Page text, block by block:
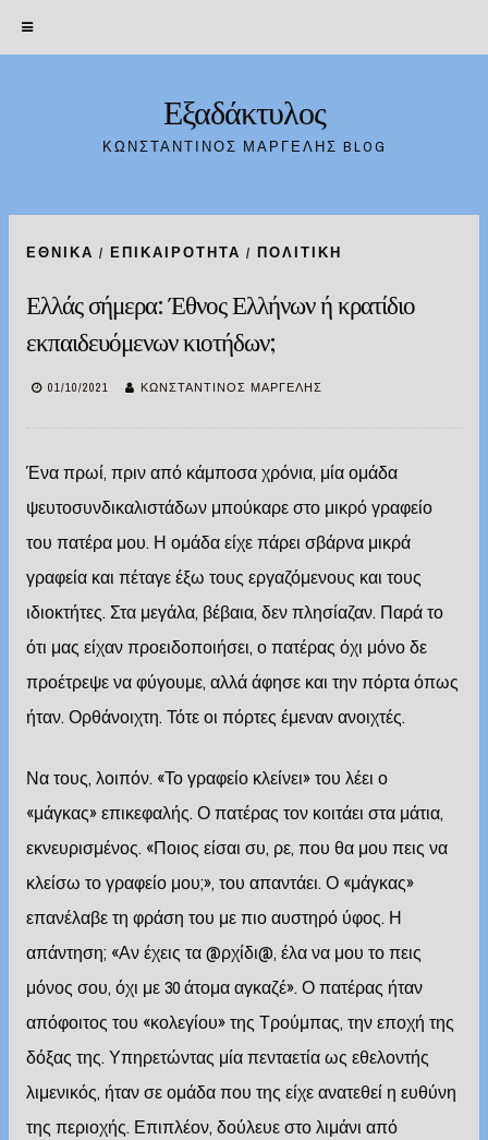
Εξαδάκτυλος
ΚΩΝΣΤΑΝΤΊΝΟΣ ΜΑΡΓΈΛΗΣ BLOG
ΕΘΝΙΚΆ / ΕΠΙΚΑΙΡΌΤΗΤΑ / ΠΟΛΙΤΙΚΉ
Ελλάς σήμερα: Έθνος Ελλήνων ή κρατίδιο
εκπαιδευόμενων κιοτήδων;
01/10/2021 ΚΩΝΣΤΑΝΤΊΝΟΣ ΜΑΡΓΈΛΗΣ
Ένα πρωί, πριν από κάμποσα χρόνια, μία ομάδα
ψευτοσυνδικαλιστάδων μπούκαρε στο μικρό γραφείο
του πατέρα μου. Η ομάδα είχε πάρει σβάρνα μικρά
γραφεία και πέταγε έξω τους εργαζόμενους και τους
ιδιοκτήτες. Στα μεγάλα, βέβαια, δεν πλησίαζαν. Παρά το
ότι μας είχαν προειδοποιήσει, ο πατέρας όχι μόνο δε
προέτρεψε να φύγουμε, αλλά άφησε και την πόρτα όπως
ήταν. Ορθάνοιχτη. Τότε οι πόρτες έμεναν ανοιχτές.
Να τους, λοιπόν. «Το γραφείο κλείνει» του λέει ο
«μάγκας» επικεφαλής. Ο πατέρας τον κοιτάει στα μάτια,
εκνευρισμένος. «Ποιος είσαι συ, ρε, που θα μου πεις να
κλείσω το γραφείο μου;», του απαντάει. Ο «μάγκας»
επανέλαβε τη φράση του με πιο αυστηρό ύφος. Η
απάντηση; «Αν έχεις τα @ρχίδι@, έλα να μου το πεις
μόνος σου, όχι με 30 άτομα αγκαζέ». Ο πατέρας ήταν
απόφοιτος του «κολεγίου» της Τρούμπας, την εποχή της
δόξας της. Υπηρετώντας μία πενταετία ως εθελοντής
λιμενικός, ήταν σε ομάδα που της είχε ανατεθεί η ευθύνη
της περιοχής. Επιπλέον, δούλευε στο λιμάνι από